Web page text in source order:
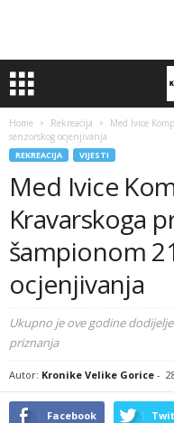
Home Rekreacija
Med Ivice
senzorskog ocjenjivanja
REKREACIJA VIJESTI
Med Ivice
Kravarskoga
šampionom
ocjenjivanja
Ukupno je ove godine
priznanja
Autor: Kronike Velike Gorice -
Facebook